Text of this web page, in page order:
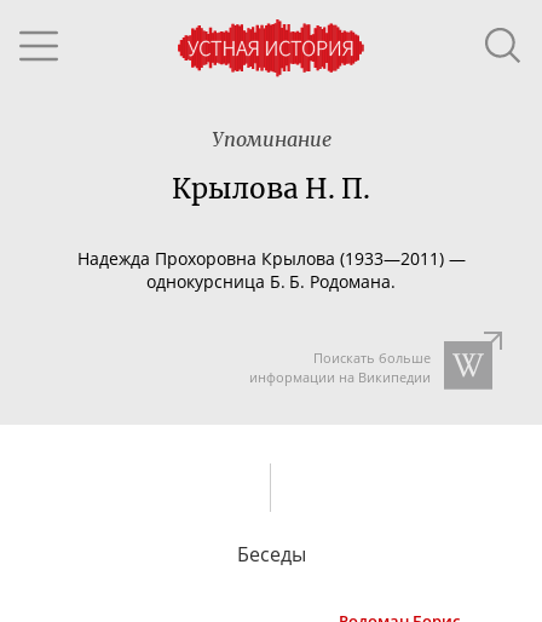
Упоминание
Крылова Н. П.
Надежда Прохоровна Крылова (1933—2011) —
однокурсница Б. Б. Родомана.
Поискать больше
информации на Википедии
Беседы